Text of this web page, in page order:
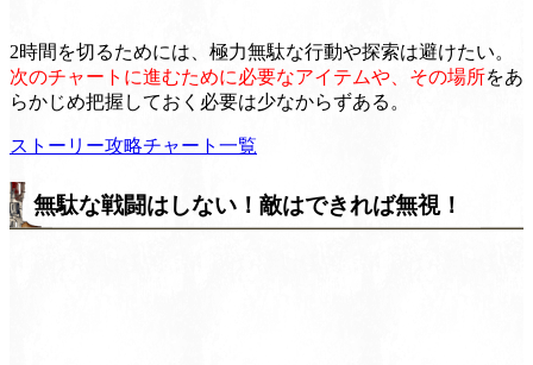
2時間を切るためには、極力無駄な行動や探索は避けたい。
次のチャートに進むために必要なアイテムや、その場所をあ
らかじめ把握しておく必要は少なからずある。
ストーリー攻略チャート一覧
無駄な戦闘はしない！敵はできれば無視！